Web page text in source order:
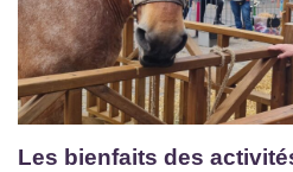
Les bienfaits des